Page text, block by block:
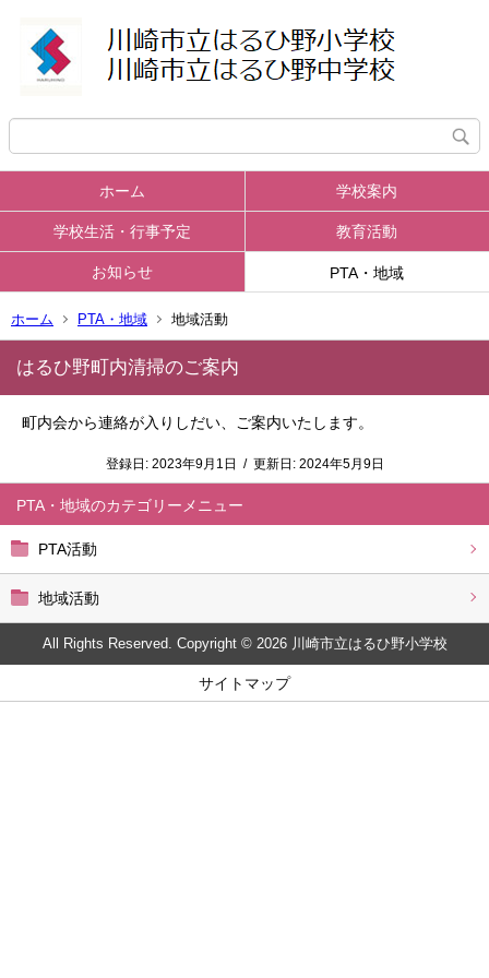
ホーム 学校案内
学校生活・行事予定 教育活動
お知らせ PTA・地域
ホーム PTA・地域 地域活動
PTA・地域
PTA活動
地域活動
はるひ野町内清掃のご案内
町内会から連絡が入りしだい、ご案内いたします。
登録日: 2023年9月1日 / 更新日: 2024年5月9日
All Rights Reserved. Copyright © 2026 川崎市立はるひ野小学校
サイトマップ